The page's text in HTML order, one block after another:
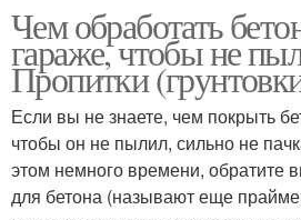
Чем обработать
гараже, чтобы не
Пропитки
Если вы не знаете, чем покрыть
чтобы он не пылил, сильно не
этом немного времени, обратите
для бетона (называют еще